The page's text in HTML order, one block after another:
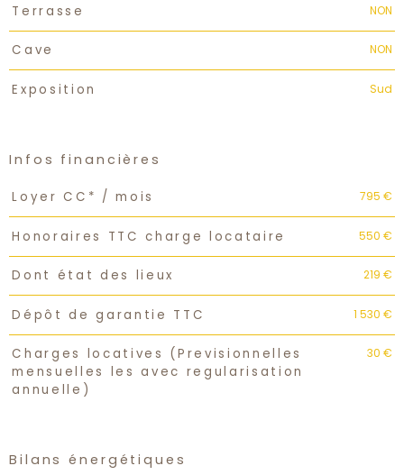
Terrasse NON
Cave NON
Exposition Sud
Infos financières
Caractéristiques Valeurs
Loyer CC* / mois 795 €
Honoraires TTC charge locataire 550 €
Dont état des lieux 219 €
Dépôt de garantie TTC 1 530 €
Charges locatives (Previsionnelles
mensuelles les avec regularisation
annuelle)
30 €
Bilans énergétiques